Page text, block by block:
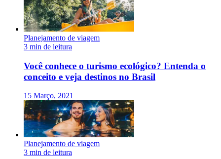
Planejamento de viagem
3 min de leitura
Você conhece o turismo ecológico? Entenda o
conceito e veja destinos no Brasil
15 Março, 2021
Planejamento de viagem
3 min de leitura